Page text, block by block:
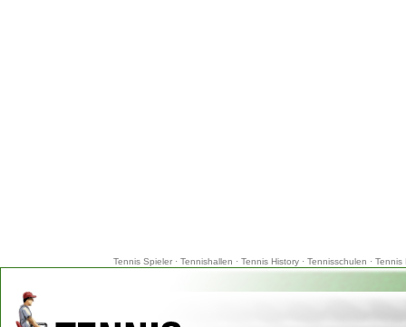
Tennis Spieler· Tennishallen · Tennis History· Tennisschulen · Tennis